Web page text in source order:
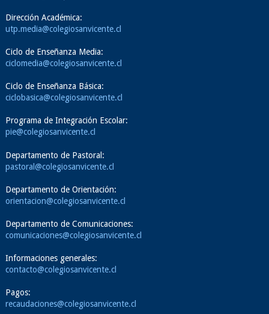
Dirección Académica:
utp.media@colegiosanvicente.cl
Ciclo de Enseñanza Media:
ciclomedia@colegiosanvicente.cl
Ciclo de Enseñanza Básica:
ciclobasica@colegiosanvicente.cl
Programa de Integración Escolar:
pie@colegiosanvicente.cl
Departamento de Pastoral:
pastoral@colegiosanvicente.cl
Departamento de Orientación:
orientacion@colegiosanvicente.cl
Departamento de Comunicaciones:
comunicaciones@colegiosanvicente.cl
Informaciones generales:
contacto@colegiosanvicente.cl
Pagos:
recaudaciones@colegiosanvicente.cl